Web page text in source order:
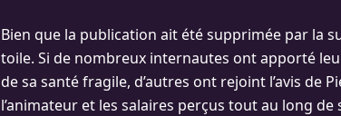
Bien que la publication ait été supprimée par la
toile. Si de nombreux internautes ont apporté
de sa santé fragile, d’autres ont rejoint l’avis de
l’animateur et les salaires perçus tout au long de